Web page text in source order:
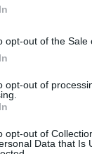
opt-out of the Sale
opt-out of
opt-out of
Data that Is
ezen a